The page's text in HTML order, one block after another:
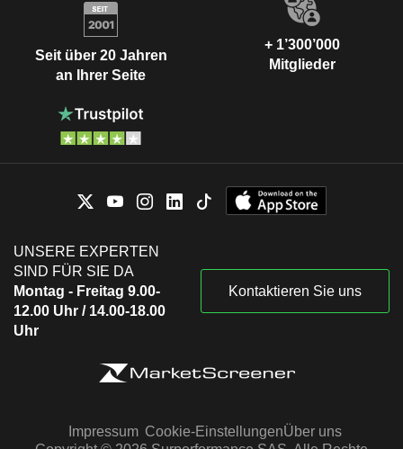
Seit über 20 Jahren
an Ihrer Seite
+ 1’300’000
Mitglieder
UNSERE EXPERTEN
SIND FÜR SIE DA
Montag - Freitag 9.00-
12.00 Uhr / 14.00-18.00
Uhr
Kontaktieren Sie uns
Impressum Cookie-EinstellungenÜber uns